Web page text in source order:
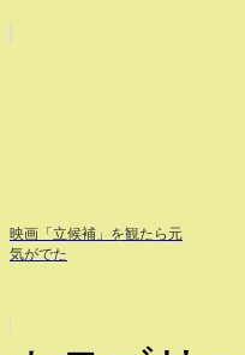
映画「立候補」を観たら元
気がでた